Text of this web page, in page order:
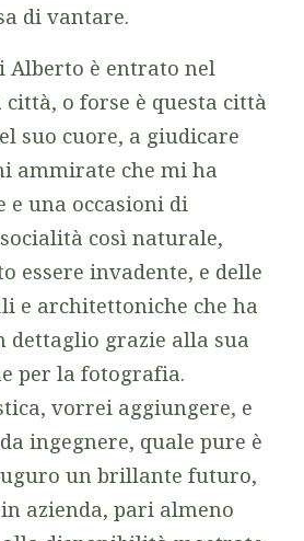
di vantare.
Alberto è entrato nel
città, o forse è questa città
suo cuore, a giudicare
ammirate che mi ha
una occasioni di
così naturale,
essere invadente, e delle
e architettoniche che ha
dettaglio grazie alla sua
per la fotografia.
vorrei aggiungere, e
ingegnere, quale pure è
un brillante futuro,
azienda, pari almeno